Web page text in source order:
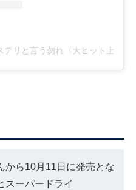
テリと言う勿れ〈大ヒット上映
から10月11日に発売とな
スーパードライ